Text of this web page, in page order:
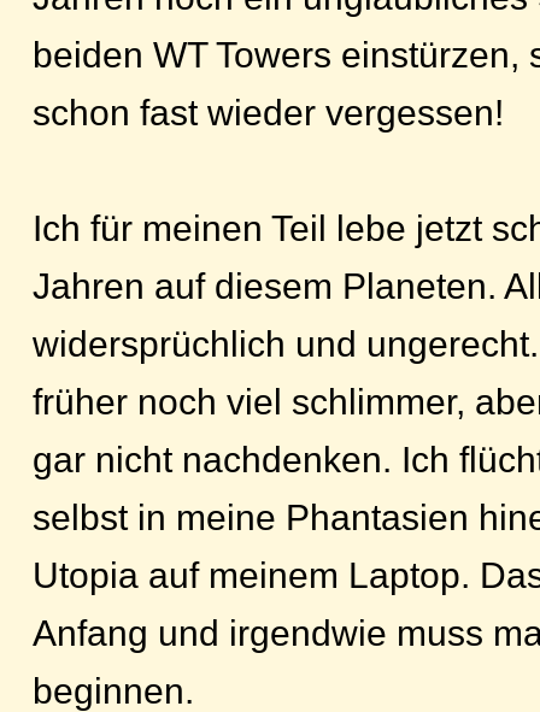
beiden WT Towers einstürzen,
schon fast wieder vergessen!
Ich für meinen Teil lebe jetzt
Jahren auf diesem Planeten.
widersprüchlich und
früher noch viel schlimmer,
gar nicht nachdenken. Ich
selbst in meine Phantasien
Utopia auf meinem Laptop.
Anfang und irgendwie muss
beginnen.